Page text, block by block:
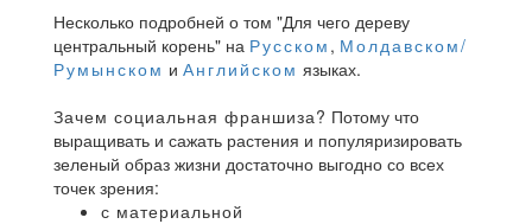
Несколько подробней о том "Для чего дереву
центральный корень" на Русском , Молдавском/
Румынском и Английском языках.
Зачем социальная франшиза? Потому что
выращивать и сажать растения и популяризировать
зеленый образ жизни достаточно выгодно со всех
точек зрения:
с материальной